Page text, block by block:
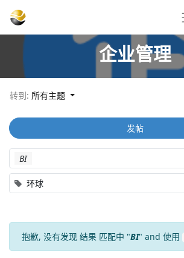
企业管理
转到: 所有主题
BI
环球
发帖
抱歉, 没有发现 结果 匹配中 "BI" and 使用